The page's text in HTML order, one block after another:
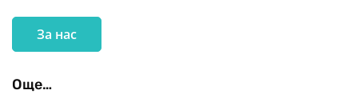
За нас
Още…